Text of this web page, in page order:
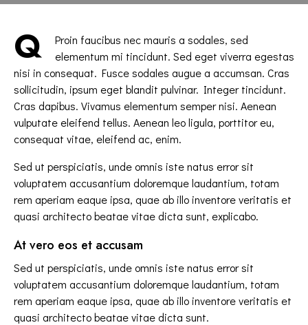
Q
Proin faucibus nec mauris a sodales, sed
elementum mi tincidunt. Sed eget viverra egestas
nisi in consequat. Fusce sodales augue a accumsan. Cras
sollicitudin, ipsum eget blandit pulvinar. Integer tincidunt.
Cras dapibus. Vivamus elementum semper nisi. Aenean
vulputate eleifend tellus. Aenean leo ligula, porttitor eu,
consequat vitae, eleifend ac, enim.
Sed ut perspiciatis, unde omnis iste natus error sit
voluptatem accusantium doloremque laudantium, totam
rem aperiam eaque ipsa, quae ab illo inventore veritatis et
quasi architecto beatae vitae dicta sunt, explicabo.
At vero eos et accusam
Sed ut perspiciatis, unde omnis iste natus error sit
voluptatem accusantium doloremque laudantium, totam
rem aperiam eaque ipsa, quae ab illo inventore veritatis et
quasi architecto beatae vitae dicta sunt.